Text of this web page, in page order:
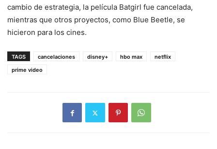
cambio de estrategia, la película Batgirl fue cancelada,
mientras que otros proyectos, como Blue Beetle, se
hicieron para los cines.
TAGS cancelaciones disney+ hbo max
netflix
prime video